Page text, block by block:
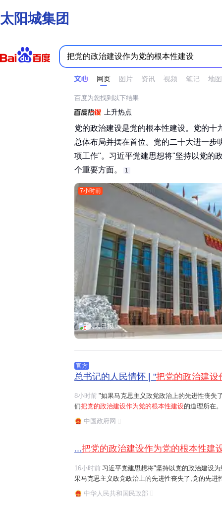
太阳城集团
网页 图片 资讯 视频 笔记 地图
时间不限 所有网页和文件 站点内检索
百度为您找到以下结果
上升热点
党的政治建设是党的根本性建设。党的十
总体布局并摆在首位。党的二十大进一步
项工作"。习近平党建思想将"坚持以党的
个重要方面。‌‌
1
7小时前
人民日报
官方
总书记的人民情怀 | "把党的政治建设
8小时前 "如果马克思主义政党政治上的先进性丧失
们把党的政治建设作为党的根本性建设的道理所在
任务是保证全党服从中央,坚持党中央权威和集中
中国政府网
...把党的政治建设作为党的根本性建
16小时前 习近平党建思想将"坚持以党的政治建设
果马克思主义政党政治上的先进性丧失了,党的先进
治建设作为党的根本性建设
全党服从中央,坚持党中央权威和集中统一...
中华人民共和国民政部